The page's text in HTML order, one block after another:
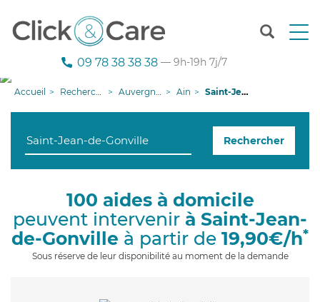
T
n
g
i
o
n
09 78 38 38 38 — 9h-19h 7j/7
Accueil Recherche aide à domicile Auvergne-Rhône-Alpes Ain Saint-Jean-de-Gonville
Rechercher
100 aides à domicile
peuvent intervenir à Saint-Jean-
de-Gonville à partir de 19,90€/h*
Sous réserve de leur disponibilité au moment de la demande